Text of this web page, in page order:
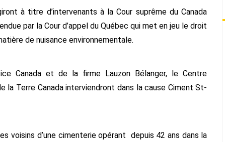
à titre d’intervenants à la Cour suprême du Canada
par la Cour d’appel du Québec qui met en jeu le droit
de nuisance environnementale.
Canada et de la firme Lauzon Bélanger, le Centre
la Terre Canada interviendront dans la cause Ciment St-
voisins d’une cimenterie opérant depuis 42 ans dans la